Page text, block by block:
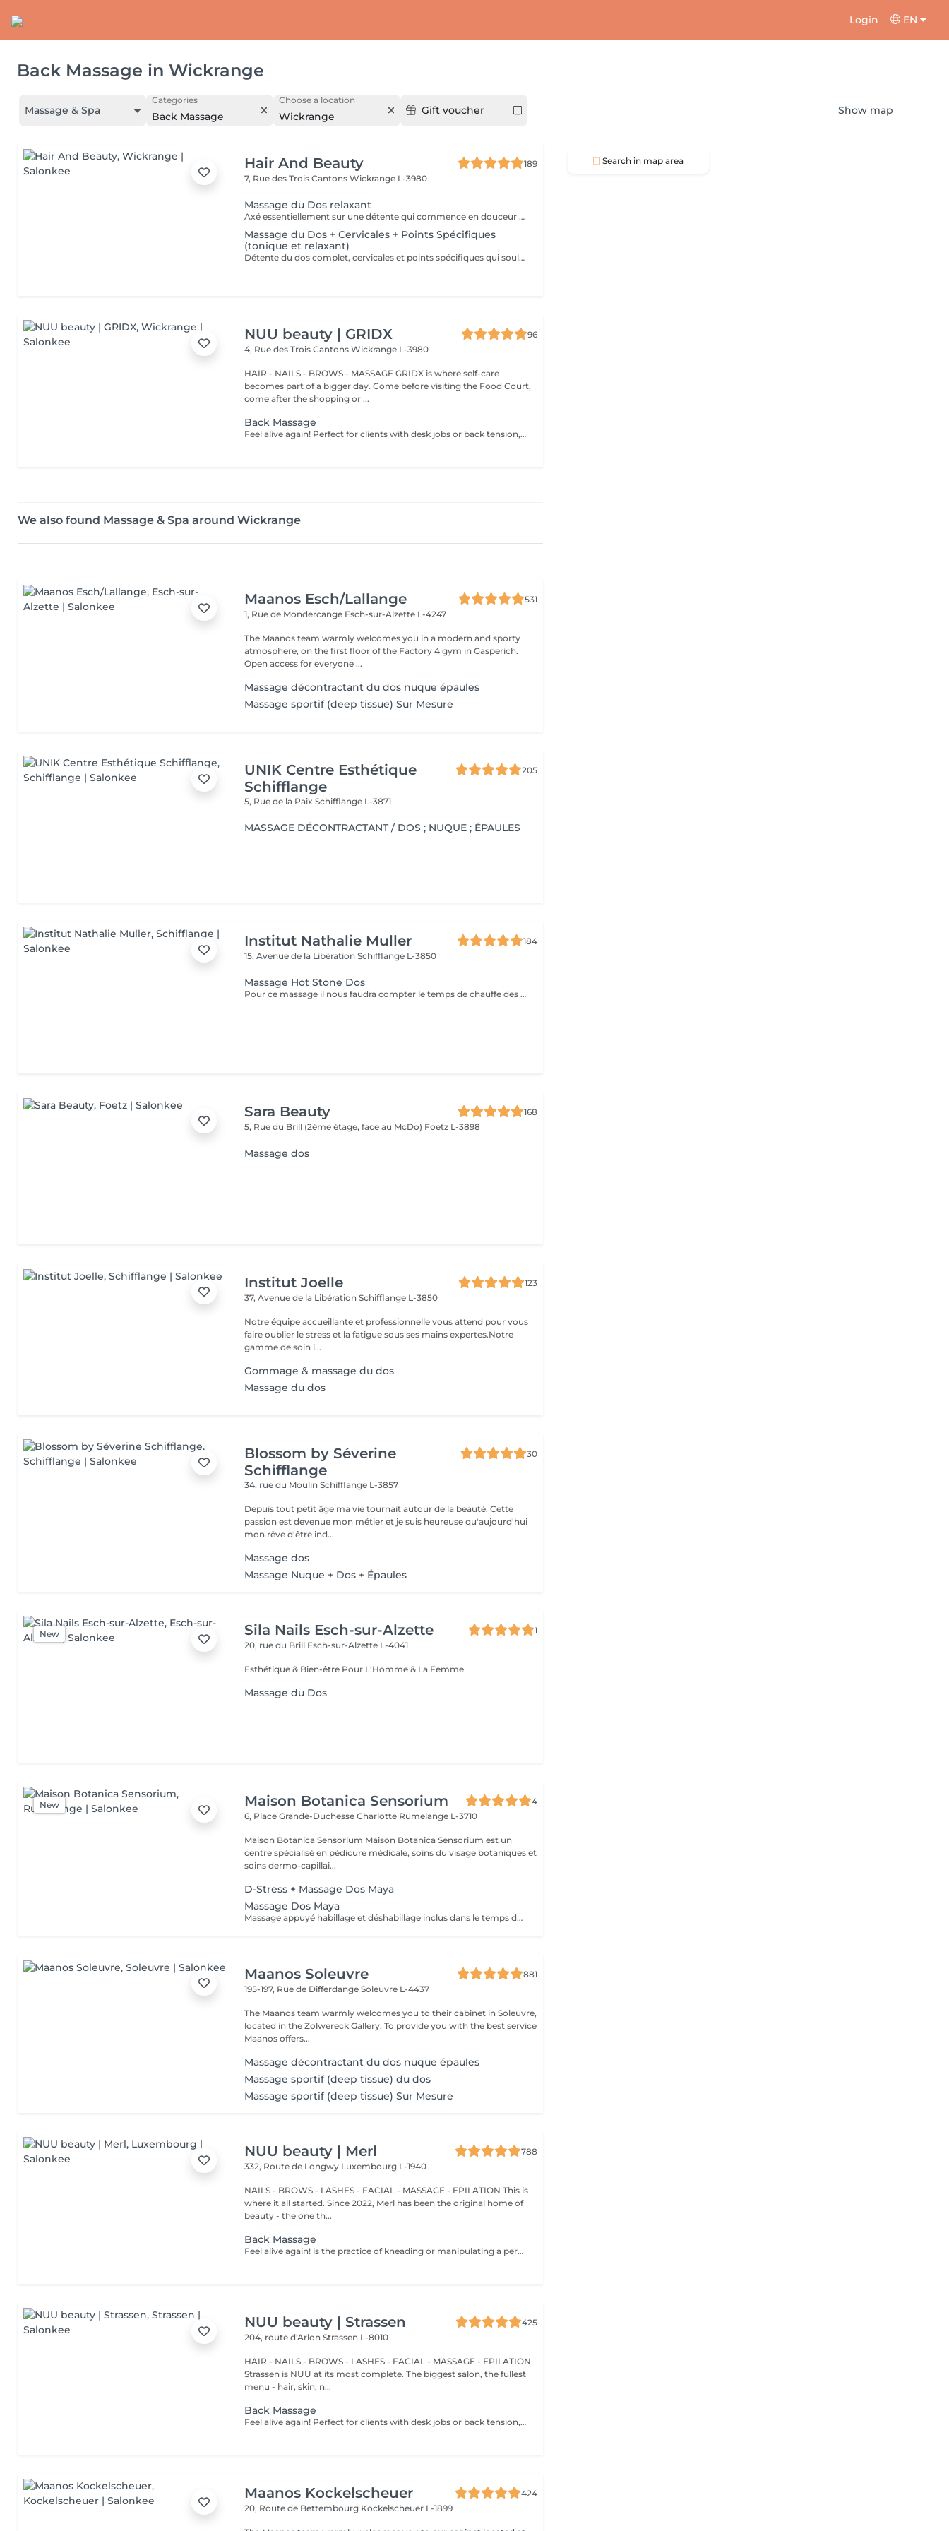
Login EN
Back Massage in Wickrange
Massage & Spa
Categories
Back Massage
Choose a location
Wickrange Gift voucher Show map
Hair And Beauty
189
7, Rue des Trois CantonsWickrange L-3980
Massage du Dos relaxant
Axé essentiellement sur une détente qui commence en douceur pour finir en profondeur. Frictions. pétrissages et chaleur sont au programme. Pressions adaptées selon votre choix. douces ou fortes.Pour une action au niveau des cervicales vous pouvez opter pour le massage plus complet (Dos,cervicales et points spécifiques.).
Massage du Dos + Cervicales + Points Spécifiques
(tonique et relaxant)
Détente du dos complet, cervicales et points spécifiques qui soulageront fatigue musculaire, courbatures, rhumatismes.
NUU beauty | GRIDX
96
4, Rue des Trois CantonsWickrange L-3980
HAIR - NAILS - BROWS - MASSAGE GRIDX is where self-care
becomes part of a bigger day. Come before visiting the Food Court,
come after the shopping or ...
Back Massage
Feel alive again! Perfect for clients with desk jobs or back tension, focuses on relieving stress, tightness, and knots in the back and shoulders. Whether you suffer from chronic back pain or occasional tension, this treatment provides targeted relief and improved posture. Cupping therapy is an ancient healing technique that uses special cups to create gentle suction on the skin. This suction promotes blood flow, relieves muscle tension, reduces inflammation, and supports deep relaxation. The treatment can help release toxins, improve circulation, and ease chronic pain or stiffness. Age restrictions: there are no age restrictions for this procedure. Post procedure recommendations: do not do sport and any sharp movements for 2-3 hours after the procedure. Frequency: 1-2 times per week, 10 times in total. Repeat once in 3-6 months.
We also found Massage & Spa around Wickrange
Maanos Esch/Lallange
531
1, Rue de Mondercange Esch-sur-Alzette L-4247
The Maanos team warmly welcomes you in a modern and sporty
atmosphere, on the first floor of the Factory 4 gym in Gasperich.
Open access for everyone ...
Massage décontractant du dos nuque épaules
Massage sportif (deep tissue) Sur Mesure
UNIK Centre Esthétique
Schifflange
205
5, Rue de la PaixSchifflange L-3871
MASSAGE DÉCONTRACTANT / DOS ; NUQUE ; ÉPAULES
Institut Nathalie Muller
184
15, Avenue de la LibérationSchifflange L-3850
Massage Hot Stone Dos
Pour ce massage il nous faudra compter le temps de chauffe des pierres Pour les soins le matin merci de prendre rendez vous à partir de 9h30
Sara Beauty
168
5, Rue du Brill (2ème étage, face au McDo) Foetz L-3898
Massage dos
Institut Joelle
123
37, Avenue de la LibérationSchifflange L-3850
Notre équipe accueillante et professionnelle vous attend pour vous
faire oublier le stress et la fatigue sous ses mains expertes.Notre
gamme de soin i...
Gommage & massage du dos
Massage du dos
Blossom by Séverine
Schifflange
30
34, rue du MoulinSchifflange L-3857
Depuis tout petit âge ma vie tournait autour de la beauté. Cette
passion est devenue mon métier et je suis heureuse qu'aujourd'hui
mon rêve d'être ind...
Massage dos
Massage Nuque + Dos + Épaules
New Sila Nails Esch-sur-Alzette
1
20, rue du Brill Esch-sur-Alzette L-4041
Esthétique & Bien-être Pour L'Homme & La Femme
Massage du Dos
New Maison Botanica Sensorium
4
6, Place Grande-Duchesse Charlotte Rumelange L-3710
Maison Botanica Sensorium Maison Botanica Sensorium est un
centre spécialisé en pédicure médicale, soins du visage botaniques et
soins dermo-capillai...
D-Stress + Massage Dos Maya
Massage Dos Maya
Massage appuyé habillage et déshabillage inclus dans le temps de prestation
Maanos Soleuvre
881
195-197, Rue de DifferdangeSoleuvre L-4437
The Maanos team warmly welcomes you to their cabinet in Soleuvre,
located in the Zolwereck Gallery. To provide you with the best service
Maanos offers...
Massage décontractant du dos nuque épaules
Massage sportif (deep tissue) du dos
Massage sportif (deep tissue) Sur Mesure
NUU beauty | Merl
788
332, Route de Longwy Luxembourg L-1940
NAILS - BROWS - LASHES - FACIAL - MASSAGE - EPILATION This is
where it all started. Since 2022, Merl has been the original home of
beauty - the one th...
Back Massage
Feel alive again! is the practice of kneading or manipulating a person's muscles and other soft-tissue in order to reduce stress, reduce muscle pain, increase relaxation and improve the work of the immune system. Benefits of getting a back health massage: - reduces stress - relaxing - improves blood circulation - improves body immune system How is massage back health done? - head and neck are massaged - shoulders and back are massaged - hands and arms are massaged Age restrictions: there are no age restrictions for this procedure. Post procedure recommendations: do not do sport and any sharp movements for 2-3 hours after the procedure. Frequency: 1-2 times per week, 10 times in total. Repeat once in 3-6 months.
NUU beauty | Strassen
425
204, route d'ArlonStrassen L-8010
HAIR - NAILS - BROWS - LASHES - FACIAL - MASSAGE - EPILATION
Strassen is NUU at its most complete. The biggest salon, the fullest
menu - hair, skin, n...
Back Massage
Feel alive again! Perfect for clients with desk jobs or back tension, focuses on relieving stress, tightness, and knots in the back and shoulders. Whether you suffer from chronic back pain or occasional tension, this treatment provides targeted relief and improved posture. Cupping therapy is an ancient healing technique that uses special cups to create gentle suction on the skin. This suction promotes blood flow, relieves muscle tension, reduces inflammation, and supports deep relaxation. The treatment can help release toxins, improve circulation, and ease chronic pain or stiffness. Age restrictions: there are no age restrictions for this procedure. Post procedure recommendations: do not do sport and any sharp movements for 2-3 hours after the procedure. Frequency: 1-2 times per week, 10 times in total. Repeat once in 3-6 months.
Maanos Kockelscheuer
424
20, Route de Bettembourg Kockelscheuer L-1899
Search in map area